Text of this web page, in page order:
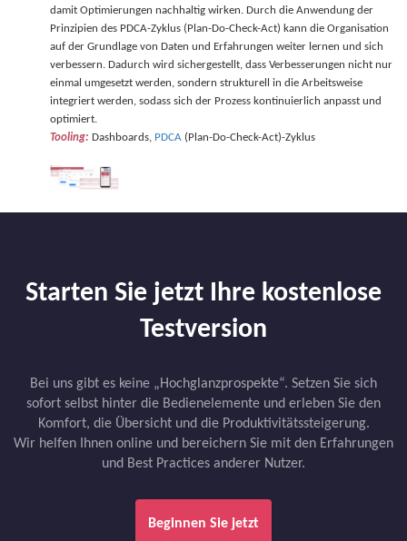
damit Optimierungen nachhaltig wirken. Durch die Anwendung der
Prinzipien des PDCA-Zyklus (Plan-Do-Check-Act) kann die Organisation
auf der Grundlage von Daten und Erfahrungen weiter lernen und sich
verbessern. Dadurch wird sichergestellt, dass Verbesserungen nicht nur
einmal umgesetzt werden, sondern strukturell in die Arbeitsweise
integriert werden, sodass sich der Prozess kontinuierlich anpasst und
optimiert.
Tooling: Dashboards, PDCA (Plan-Do-Check-Act)-Zyklus
Starten Sie jetzt Ihre kostenlose
Testversion
Bei uns gibt es keine „Hochglanzprospekte“. Setzen Sie sich
sofort selbst hinter die Bedienelemente und erleben Sie den
Komfort, die Übersicht und die Produktivitätssteigerung.
Wir helfen Ihnen online und bereichern Sie mit den Erfahrungen
und Best Practices anderer Nutzer.
Beginnen Sie jetzt